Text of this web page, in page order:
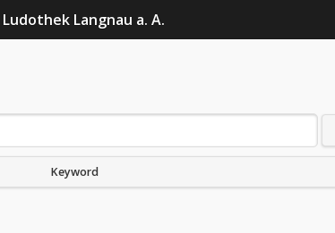
Ludothek Langnau a. A.
Keyword